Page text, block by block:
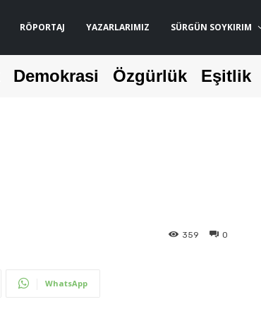
RÖPORTAJ YAZARLARIMIZ SÜRGÜN SOYKIRIM
Demokrasi Özgürlük Eşitlik
0
359
WhatsApp